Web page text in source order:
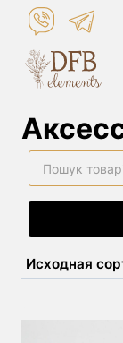
Перейти
контенту
Поиск
товаров